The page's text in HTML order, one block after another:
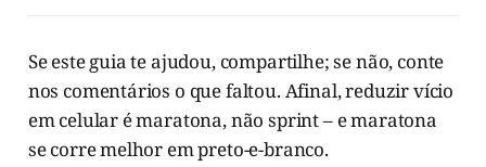
Se este guia te ajudou, compartilhe; se não, conte
nos comentários o que faltou. Afinal, reduzir vício
em celular é maratona, não sprint – e maratona
se corre melhor em preto-e-branco.